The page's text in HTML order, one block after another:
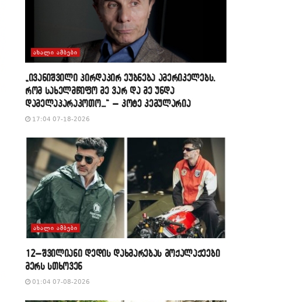
ᲐᲮᲐᲚᲘ ᲐᲛᲑᲔᲑᲘ
„ივანიშვილი პირდაპირ ეუბნება ამერიკელებს,
რომ სახელმწიფო მე ვარ და მე უნდა
დამელაპარაკოთო…“ – კოტე კემულარია
17:04 07-18-2026
ᲐᲮᲐᲚᲘ ᲐᲛᲑᲔᲑᲘ
12–შვილიანი დედის დახმარებას მოქალაქეები
მერს სთხოვენ
01:04 07-08-2026